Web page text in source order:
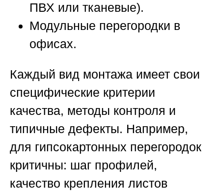
ПВХ или тканевые).
Модульные перегородки в
офисах.
Каждый вид монтажа имеет свои
специфические критерии
качества, методы контроля и
типичные дефекты. Например,
для гипсокартонных перегородок
критичны: шаг профилей,
качество крепления листов